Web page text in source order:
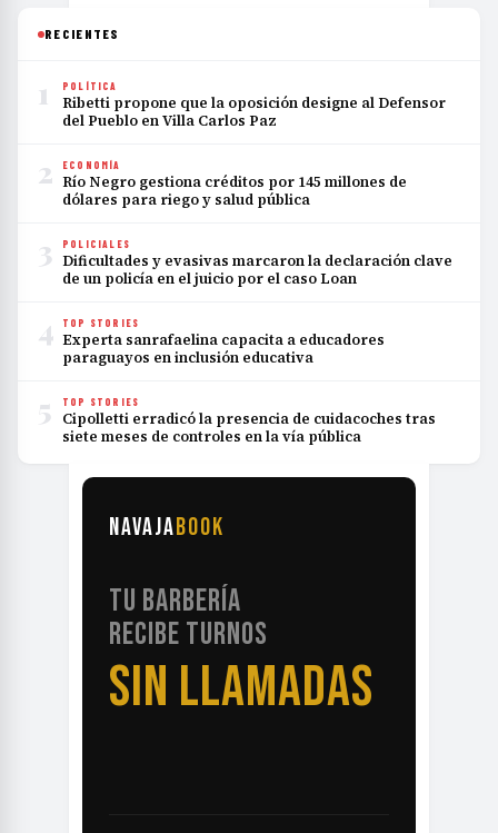
RECIENTES
1 POLÍTICA
Ribetti propone que la oposición designe al Defensor
del Pueblo en Villa Carlos Paz
2 ECONOMÍA
Río Negro gestiona créditos por 145 millones de
dólares para riego y salud pública
3 POLICIALES
Dificultades y evasivas marcaron la declaración clave
de un policía en el juicio por el caso Loan
4 TOP STORIES
Experta sanrafaelina capacita a educadores
paraguayos en inclusión educativa
5 TOP STORIES
Cipolletti erradicó la presencia de cuidacoches tras
siete meses de controles en la vía pública
NAVAJABOOK
TU BARBERÍA
RECIBE TURNOS
SIN LLAMADAS